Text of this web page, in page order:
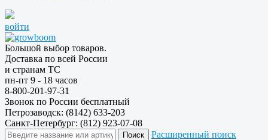
войти
Большой выбор товаров.
Доставка по всей России
и странам ТС
пн-пт 9 - 18 часов
8-800-201-97-31
Звонок по России бесплатный
Петрозаводск: (8142) 633-203
Санкт-Петербург: (812) 923-07-08
Расширенный поиск